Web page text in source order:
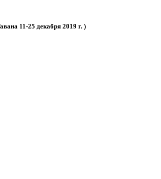
11-25 декабря 2019 г. )